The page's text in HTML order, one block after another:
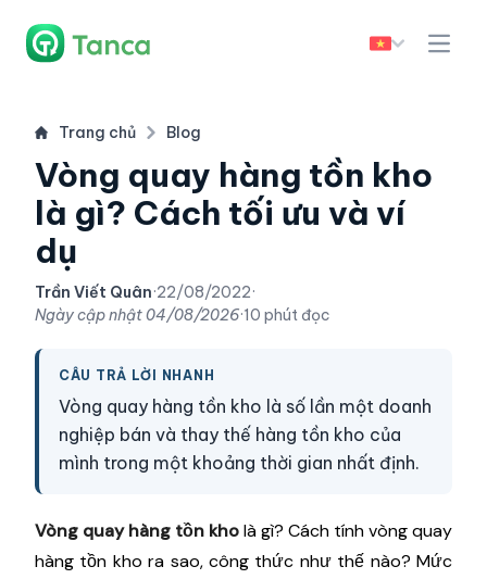
Trang chủ Blog
Vòng quay hàng tồn kho
là gì? Cách tối ưu và ví
dụ
Trần Viết Quân·22/08/2022·
Ngày cập nhật04/08/2026·10 phút đọc
CÂU TRẢ LỜI NHANH
Vòng quay hàng tồn kho là số lần một doanh
nghiệp bán và thay thế hàng tồn kho của
mình trong một khoảng thời gian nhất định.
Vòng quay hàng tồn kholà gì? Cách tính vòng quay
hàng tồn kho ra sao, công thức như thế nào? Mức